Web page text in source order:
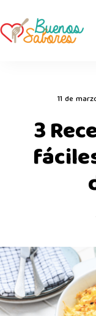
11 de
3